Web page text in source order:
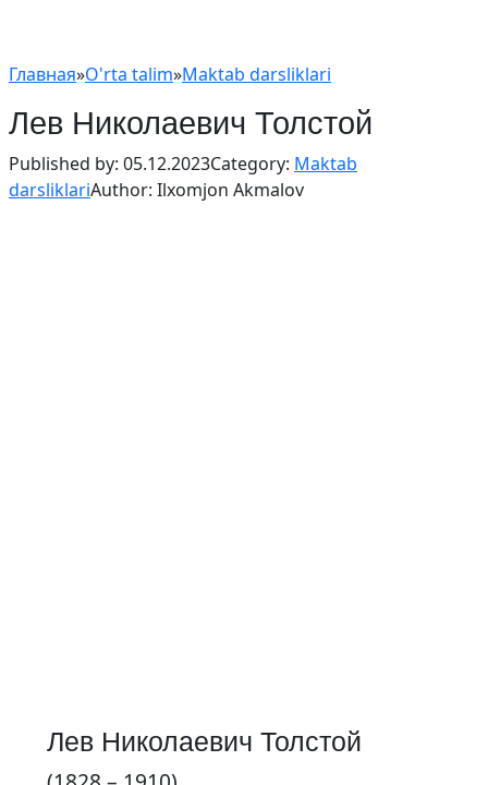
Главная»O'rta talim»Maktab darsliklari
Лев Николаевич Толстой
Published by: 05.12.2023Category: Maktab
darsliklariAuthor: Ilxomjon Akmalov
Лев Николаевич Толстой